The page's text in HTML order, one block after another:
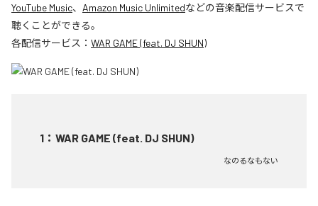
YouTube Music、 Amazon Music Unlimitedなどの音楽配信サービスで
聴くことができる。
各配信サービス： WAR GAME (feat. DJ SHUN)
1 ： WAR GAME (feat. DJ SHUN)
なのるなもない